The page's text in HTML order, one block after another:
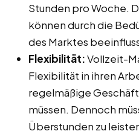
Stunden pro Woche.
können durch die
des Marktes
Flexibilität:Vollzeit-
Flexibilität in ihren
regelmäßige
müssen. Dennoch
Überstunden zu